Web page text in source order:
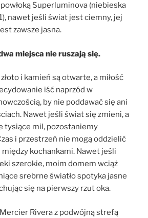
Superluminova (niebieska
nawet jeśli świat jest ciemny, jej
zawsze jasna.
miejsca nie ruszają się.
i kamień są otwarte, a miłość
iść naprzód w
by nie poddawać się ani
Nawet jeśli świat się zmieni, a
tysiące mil, pozostaniemy
i przestrzeń nie mogą oddzielić
kochankami. Nawet jeśli
szerokie, moim domem wciąż
srebrne światło spotyka jasne
się na pierwszy rzut oka.
Rivera z podwójną strefą